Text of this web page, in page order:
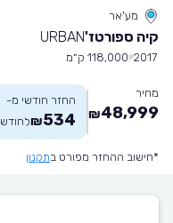
מע'אר
קיה ספורטז'URBAN
2017 118,000 ק״מ
מחיר
48,999
₪
החזר חודשי מ-
534
₪לחודש
*חישוב ההחזר מפורט בתקנון